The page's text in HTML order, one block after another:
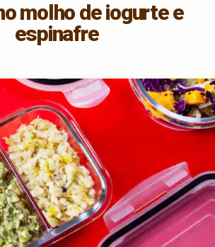
molho de iogurte e
espinafre